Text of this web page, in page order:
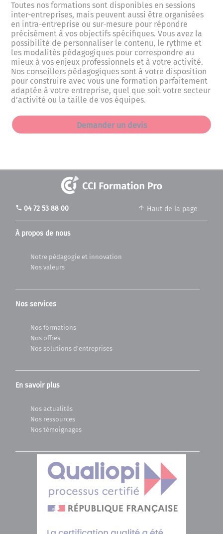
Toutes nos formations sont disponibles en sessions
inter-entreprises, mais peuvent aussi être organisées
en intra-entreprise ou sur-mesure pour répondre
précisément à vos objectifs spécifiques. Vous avez la
possibilité de personnaliser le contenu, le rythme et
les modalités pédagogiques pour correspondre au
mieux à vos enjeux professionnels et à votre activité.
Nos conseillers pédagogiques sont à votre disposition
pour construire avec vous une formation parfaitement
adaptée à votre entreprise, quel que soit votre secteur
d’activité ou la taille de vos équipes.
Demander un devis
À propos de nous
Notre pédagogie et innovation
Nos valeurs
Nos services
Nos formations
Nos offres
Nos solutions d'entreprises
En savoir plus
Nos actualités
Nos ressources
Nos témoignages
Haut de la page
phone 04 72 53 88 00